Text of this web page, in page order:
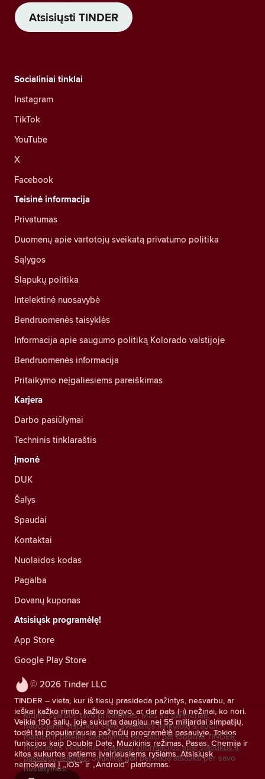
Atsisiųsti TINDER
© 2026 Tinder LLC
TINDER – vieta, kur iš tiesų prasideda pažintys, nesvarbu, ar
ieškai kažko rimto, kažko lengvo, ar dar pats (-i) nežinai, ko nori.
Veikia 190 šalių, joje sukurta daugiau nei 55 milijardai simpatijų,
todėl tai populiariausia pažinčių programėlė pasaulyje. Tokios
funkcijos kaip Double Date, Muzikinis režimas, Pasas, Chemija ir
kitos sukurtos patiems įvairiausiems ryšiams. Atsisiųsk
nemokamai į „iOS“ ir „Android“ platformas.
Socialiniai tinklai
Instagram
TikTok
YouTube
X
Facebook
Teisinė informacija
Privatumas
Duomenų apie vartotojų sveikatą privatumo politika
Sąlygos
Slapukų politika
Intelektinė nuosavybė
Bendruomenės taisyklės
Informacija apie saugumo politiką Kolorado valstijoje
Bendruomenės informacija
Pritaikymo neįgaliesiems pareiškimas
Karjera
Darbo pasiūlymai
Techninis tinklaraštis
Įmonė
DUK
Šalys
Spaudai
Kontaktai
Nuolaidos kodas
Pagalba
Dovanų kuponas
Atsisiųsk programėlę!
App Store
Google Play Store
Mums svarbus tavo privatumas. Mes su partneriais
naudojame slapukus savo svetainės lankytojų srautui
matuoti ir pateikti pasiūlymus tau, taip pat tobulinti TINDER
rinkodaros veiksmus. Daugiau informacijos apie slapukus ir
paslaugų teikėjus. Sutikimą gali bet kada atšaukti per savo
nustatymus.